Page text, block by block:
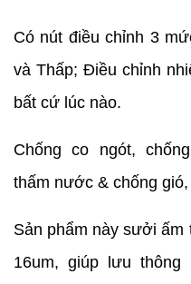
Có nút điều chỉnh 3
và Thấp; Điều chỉnh
bất cứ lúc nào.
Chống co ngót,
thấm nước & chống
Sản phẩm này sưởi ấm
16um, giúp lưu